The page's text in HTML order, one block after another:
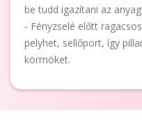
be tudd igazítani az
- Fényzselé előtt
pelyhet, sellőport, így
körmöket.